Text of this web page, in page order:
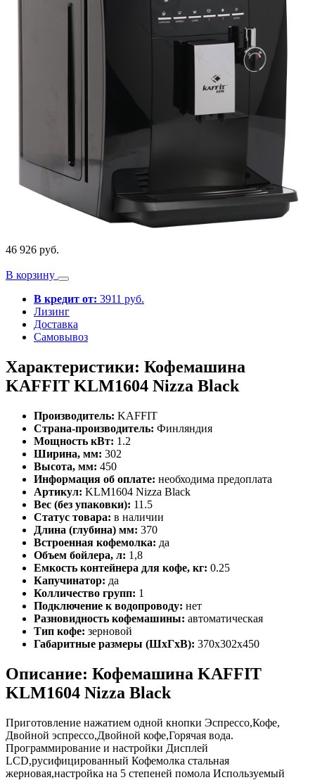
46 926 руб.
В корзину
В кредит от: 3911 руб.
Лизинг
Доставка
Самовывоз
Характеристики: Кофемашина
KAFFIT KLM1604 Nizza Black
Производитель: KAFFIT
Страна-производитель: Финляндия
Мощность кВт: 1.2
Ширина, мм: 302
Высота, мм: 450
Информация об оплате: необходима предоплата
Артикул: KLM1604 Nizza Black
Вес (без упаковки): 11.5
Статус товара: в наличии
Длина (глубина) мм: 370
Встроенная кофемолка: да
Объем бойлера, л: 1,8
Емкость контейнера для кофе, кг: 0.25
Капучинатор: да
Колличество групп: 1
Подключение к водопроводу: нет
Разновидность кофемашины: автоматическая
Тип кофе: зерновой
Габаритные размеры (ШхГхВ): 370х302х450
Описание: Кофемашина KAFFIT
KLM1604 Nizza Black
Приготовление нажатием одной кнопки Эспрессо,Кофе,
Двойной эспрессо,Двойной кофе,Горячая вода.
Программирование и настройки Дисплей
LCD,русифицированный Кофемолка стальная
жерновая,настройка на 5 степеней помола Используемый